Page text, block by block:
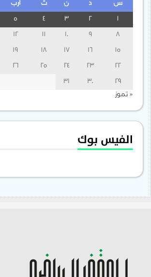
س ن ث أرب
3
15
16
17
18
19
22
23
24
25
26
29
30
31
« تموز
الفيس بوك